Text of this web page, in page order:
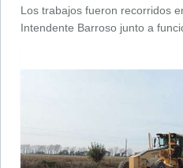
Los trabajos fueron recorridos
Intendente Barroso junto a